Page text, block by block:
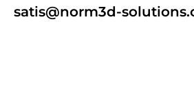
satis@norm3d-